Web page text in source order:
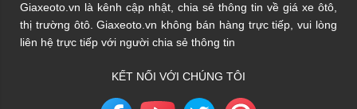
Giaxeoto.vn là kênh cập nhật, chia sẻ thông tin về giá xe ôtô,
thị trường ôtô. Giaxeoto.vn không bán hàng trực tiếp, vui lòng
liên hệ trực tiếp với người chia sẻ thông tin
KẾT NỐI VỚI CHÚNG TÔI